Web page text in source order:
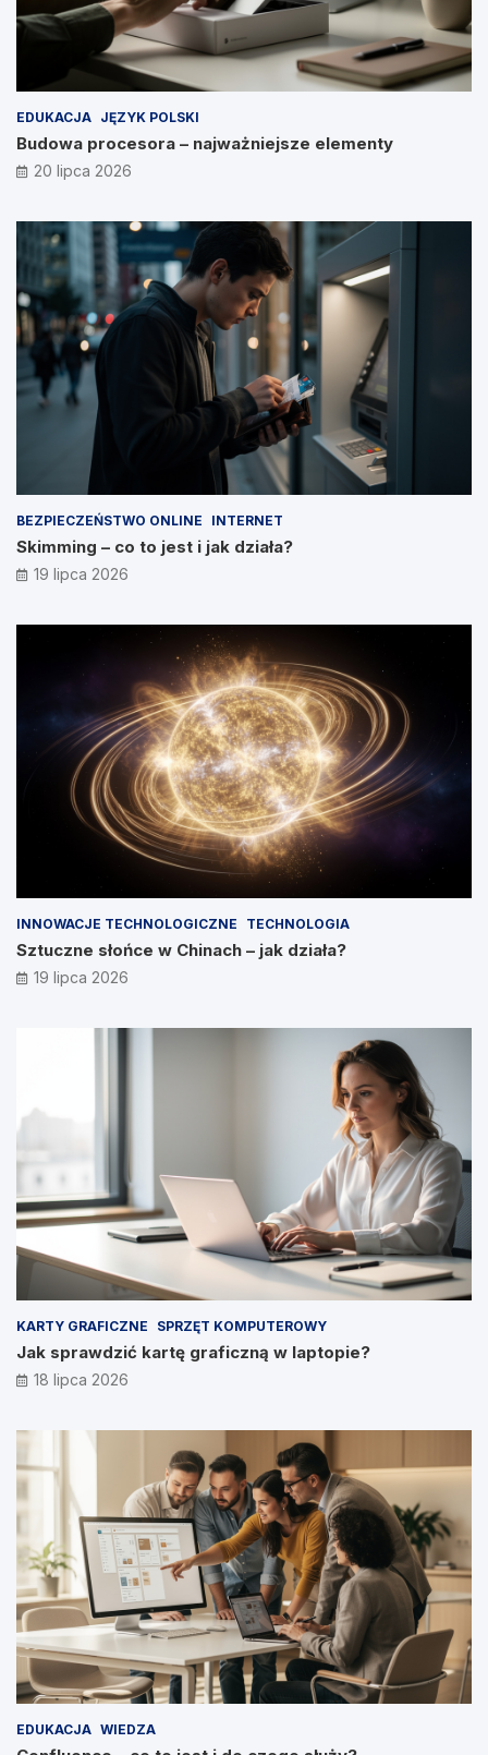
EDUKACJA JĘZYK POLSKI
Budowa procesora – najważniejsze elementy
20 lipca 2026
BEZPIECZEŃSTWO ONLINE INTERNET
Skimming – co to jest i jak działa?
19 lipca 2026
INNOWACJE TECHNOLOGICZNE TECHNOLOGIA
Sztuczne słońce w Chinach – jak działa?
19 lipca 2026
KARTY GRAFICZNE SPRZĘT KOMPUTEROWY
Jak sprawdzić kartę graficzną w laptopie?
18 lipca 2026
EDUKACJA WIEDZA